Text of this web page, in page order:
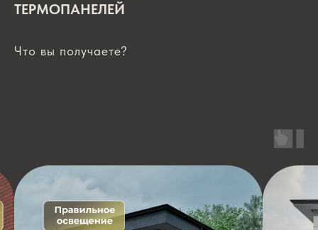
ТЕРМОПАНЕЛЕЙ
Что вы получаете?